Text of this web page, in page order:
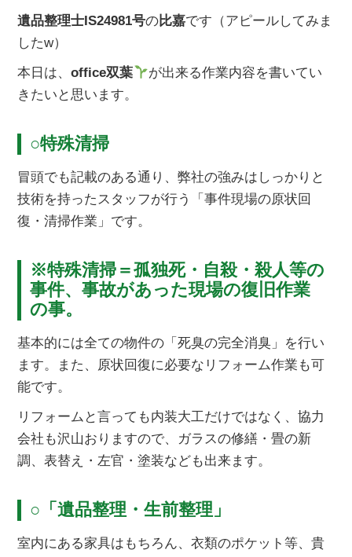
遺品整理士IS24981号の比嘉です（アピールしてみま
したw）
本日は、office双葉
が出来る作業内容を書いてい
きたいと思います。
○特殊清掃
冒頭でも記載のある通り、弊社の強みはしっかりと
技術を持ったスタッフが行う「事件現場の原状回
復・清掃作業」です。
※特殊清掃＝孤独死・自殺・殺人等の
事件、事故があった現場の復旧作業
の事。
基本的には全ての物件の「死臭の完全消臭」を行い
ます。また、原状回復に必要なリフォーム作業も可
能です。
リフォームと言っても内装大工だけではなく、協力
会社も沢山おりますので、ガラスの修繕・畳の新
調、表替え・左官・塗装なども出来ます。
○「遺品整理・生前整理」
室内にある家具はもちろん、衣類のポケット等、貴